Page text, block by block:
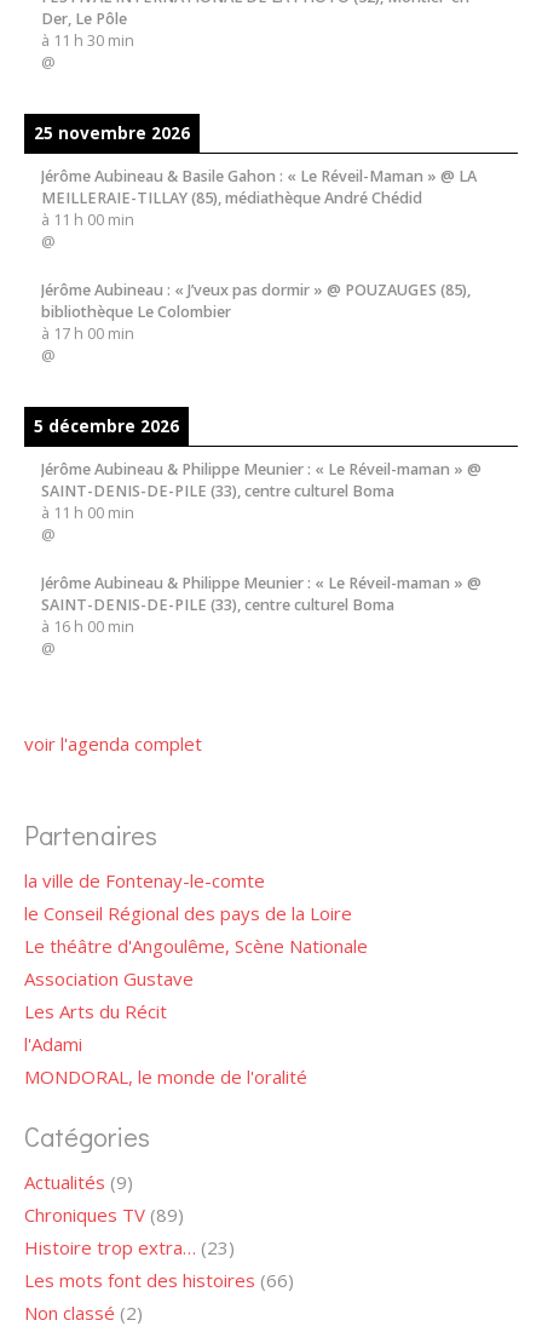
Der, Le Pôle
à 11 h 30 min
@
25 novembre 2026
Jérôme Aubineau & Basile Gahon : « Le Réveil-Maman » @ LA
MEILLERAIE-TILLAY (85), médiathèque André Chédid
à 11 h 00 min
@
Jérôme Aubineau : « J’veux pas dormir » @ POUZAUGES (85),
bibliothèque Le Colombier
à 17 h 00 min
@
5 décembre 2026
Jérôme Aubineau & Philippe Meunier : « Le Réveil-maman » @
SAINT-DENIS-DE-PILE (33), centre culturel Boma
à 11 h 00 min
@
Jérôme Aubineau & Philippe Meunier : « Le Réveil-maman » @
SAINT-DENIS-DE-PILE (33), centre culturel Boma
à 16 h 00 min
@
voir l'agenda complet
Partenaires
la ville de Fontenay-le-comte
le Conseil Régional des pays de la Loire
Le théâtre d'Angoulême, Scène Nationale
Association Gustave
Les Arts du Récit
l'Adami
MONDORAL, le monde de l'oralité
Catégories
Actualités (9)
Chroniques TV (89)
Histoire trop extra… (23)
Les mots font des histoires (66)
Non classé (2)